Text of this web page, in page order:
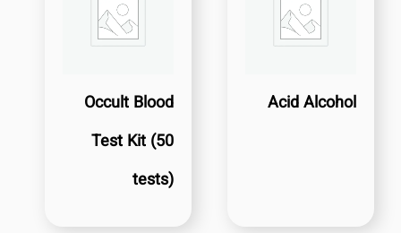
Acid Alcohol
Occult Blood
Test Kit (50
tests)